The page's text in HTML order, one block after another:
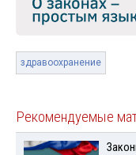
здравоохранение
Рекомендуемые